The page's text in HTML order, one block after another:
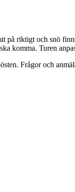
på riktigt och snö
komma. Turen
Frågor och